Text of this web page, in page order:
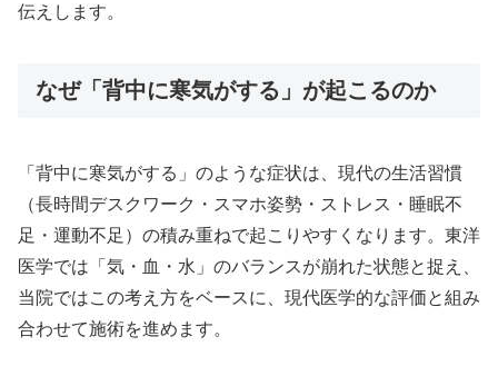
伝えします。
なぜ「背中に寒気がする」が起こるのか
「背中に寒気がする」のような症状は、現代の生活習慣
（長時間デスクワーク・スマホ姿勢・ストレス・睡眠不
足・運動不足）の積み重ねで起こりやすくなります。東洋
医学では「気・血・水」のバランスが崩れた状態と捉え、
当院ではこの考え方をベースに、現代医学的な評価と組み
合わせて施術を進めます。